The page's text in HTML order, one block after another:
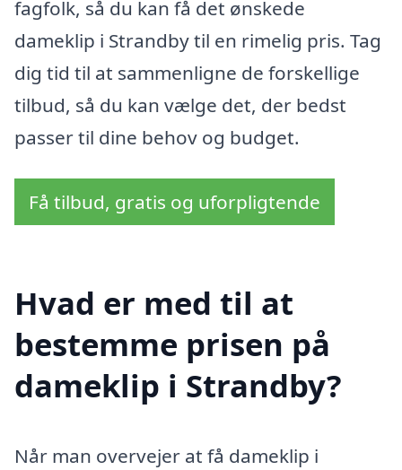
fagfolk, så du kan få det ønskede
dameklip i Strandby til en rimelig pris. Tag
dig tid til at sammenligne de forskellige
tilbud, så du kan vælge det, der bedst
passer til dine behov og budget.
Få tilbud, gratis og uforpligtende
Hvad er med til at
bestemme prisen på
dameklip i Strandby?
Når man overvejer at få dameklip i